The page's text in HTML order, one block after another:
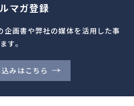
マガ登録
画書や弊社の媒体を活用した事
す。
みはこちら